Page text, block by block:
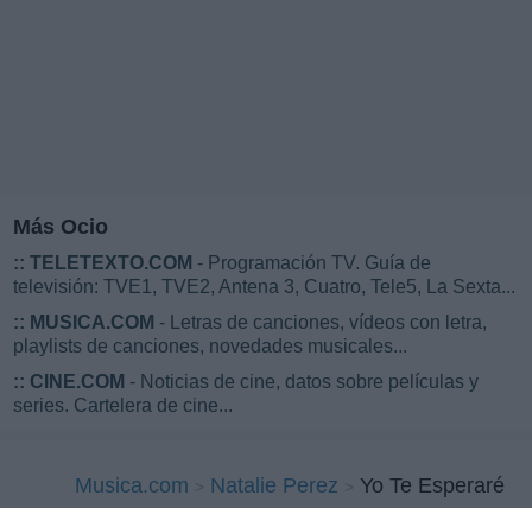
Más Ocio
:: TELETEXTO.COM - Programación TV. Guía de
televisión: TVE1, TVE2, Antena 3, Cuatro, Tele5, La Sexta...
:: MUSICA.COM - Letras de canciones, vídeos con letra,
playlists de canciones, novedades musicales...
:: CINE.COM - Noticias de cine, datos sobre películas y
series. Cartelera de cine...
Musica.com Natalie Perez Yo Te Esperaré